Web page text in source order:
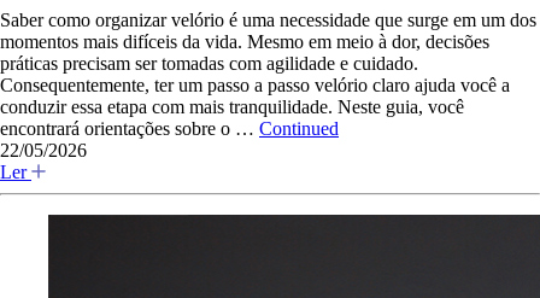
Saber como organizar velório é uma necessidade que surge em um dos
momentos mais difíceis da vida. Mesmo em meio à dor, decisões
práticas precisam ser tomadas com agilidade e cuidado.
Consequentemente, ter um passo a passo velório claro ajuda você a
conduzir essa etapa com mais tranquilidade. Neste guia, você
encontrará orientações sobre o … Continued
22/05/2026
Ler